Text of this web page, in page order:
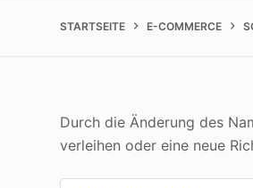
STARTSEITE E-COMMERCE
Durch die Änderung des
verleihen oder eine neue